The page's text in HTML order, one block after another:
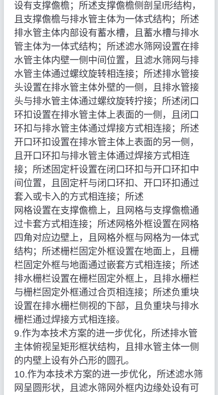
设有支撑儋檐；所述支撑儋檐侧剖呈l形结构，
且支撑儋檐与排水管主体为一体式结构；所述
排水管主体内部设有蓄水槽，且蓄水槽与排水
管主体为一体式结构；所述滤水筛网设置在排
水管主体内壁一侧中间位置，且滤水筛网与排
水管主体通过螺纹旋转相连接；所述排水管接
头设置在排水管主体外壁的一侧，且排水管接
头与排水管主体通过螺纹旋转拧接；所述闭口
环扣设置在排水管主体上表面的一侧，且闭口
环扣与排水管主体通过焊接方式相连接；所述
开口环扣设置在排水管主体上表面的另一侧，
且开口环扣与排水管主体通过焊接方式相连
接；所述固定杆设置在闭口环扣与开口环扣中
间位置，且固定杆与闭口环扣、开口环扣通过
套入或卡入的方式相连接；所述
网格设置在支撑儋檐上，且网格与支撑儋檐通
过卡套方式相连接；所述网格外框设置在网格
四角对应边壁上，且网格外框与网格为一体式
结构；所述栅栏固定外框设置在地面上，且栅
栏固定外框与地面通过嵌套方式相连接；所述
排水栅栏设置在栅栏固定外框上，且排水栅栏
与栅栏固定外框通过合页相连接；所述负重块
设置在排水栅栏侧视的下部，且负重块与排水
栅栏通过焊接方式相连接。
9.作为本技术方案的进一步优化，所述排水管
主体俯视呈矩形框状结构，且排水管主体一侧
的内壁上设有外凸形的圆孔。
10.作为本技术方案的进一步优化，所述滤水筛
网呈圆形状，且滤水筛网外框内边缘处设有可